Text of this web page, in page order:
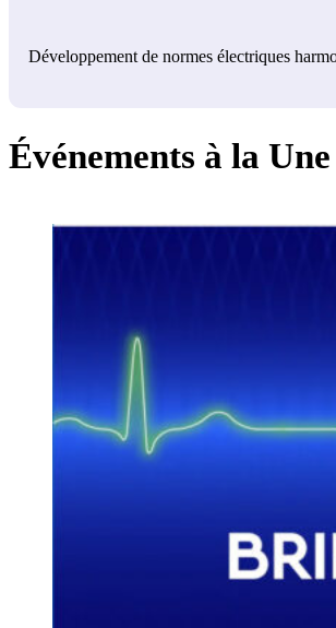
Développement de normes électriques
Événements à la Une